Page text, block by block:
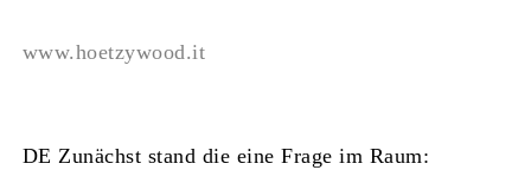
www.hoetzywood.it
DE Zunächst stand die eine Frage im Raum: